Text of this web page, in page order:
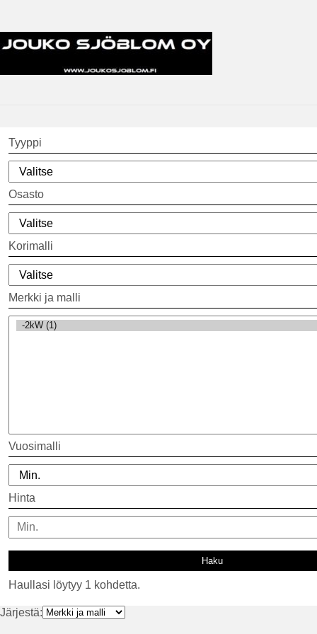
Tyyppi
Osasto
Korimalli
Merkki ja malli
Vuosimalli
Hinta
Haullasi löytyy 1 kohdetta.
Järjestä: